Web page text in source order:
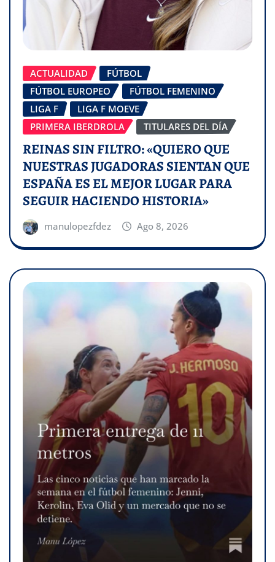
ACTUALIDAD
FÚTBOL
FÚTBOL EUROPEO
FÚTBOL FEMENINO
LIGA F
LIGA F MOEVE
PRIMERA IBERDROLA
TITULARES DEL DÍA
REINAS SIN FILTRO: «QUIERO QUE
NUESTRAS JUGADORAS SIENTAN QUE
ESPAÑA ES EL MEJOR LUGAR PARA
SEGUIR HACIENDO HISTORIA»
manulopezfdez Ago 8, 2026